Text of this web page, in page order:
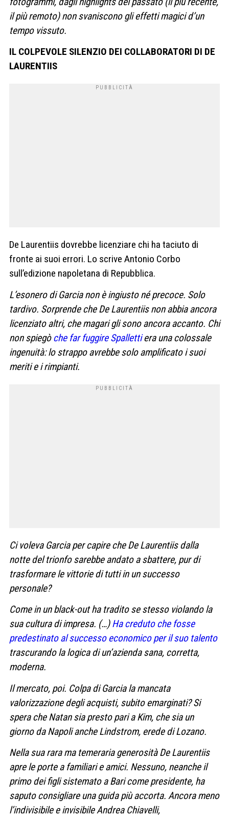
il più remoto) non svaniscono gli effetti magici d’un
tempo vissuto.
IL COLPEVOLE SILENZIO DEI COLLABORATORI DI DE
LAURENTIIS
De Laurentiis dovrebbe licenziare chi ha taciuto di
fronte ai suoi errori. Lo scrive Antonio Corbo
sull’edizione napoletana di Repubblica.
L’esonero di Garcia non è ingiusto né precoce. Solo
tardivo. Sorprende che De Laurentiis non abbia ancora
licenziato altri, che magari gli sono ancora accanto. Chi
non spiegòche far fuggire Spallettiera una colossale
ingenuità: lo strappo avrebbe solo amplificato i suoi
meriti e i rimpianti.
Ci voleva Garcia per capire che De Laurentiis dalla
notte del trionfo sarebbe andato a sbattere, pur di
trasformare le vittorie di tutti in un successo
personale?
Come in un black-out ha tradito se stesso violando la
sua cultura di impresa. (…)Ha creduto che fosse
predestinato al successo economico per il suo talento
trascurando la logica di un’azienda sana, corretta,
moderna.
Il mercato, poi. Colpa di Garcia la mancata
valorizzazione degli acquisti, subito emarginati? Si
spera che Natan sia presto pari a Kim, che sia un
giorno da Napoli anche Lindstrom, erede di Lozano.
Nella sua rara ma temeraria generosità De Laurentiis
apre le porte a familiari e amici. Nessuno, neanche il
primo dei figli sistemato a Bari come presidente, ha
saputo consigliare una guida più accorta. Ancora meno
l’indivisibile e invisibile Andrea Chiavelli,